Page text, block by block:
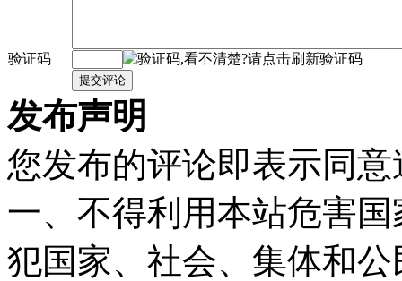
验证码
发布声明
您发布的评论即表示同
一、不得利用本站危害
犯国家、社会、集体和